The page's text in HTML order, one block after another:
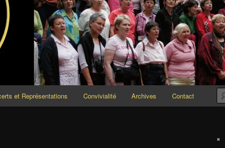
et Représentations Convivialité Archives Contact